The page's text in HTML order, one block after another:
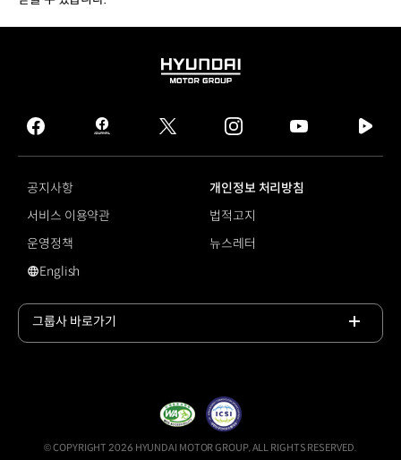
HYUNDAI
GROUP
facebook
hmg
journal
twitter instagram
tv
공지사항
개인정보 처리방침
서비스 이용약관
법적고지
운영정책
뉴스레터
영문 사이트로 이동
English
그룹사 바로가기
© COPYRIGHT 2026 HYUNDAI MOTOR GROUP, ALL RIGHTS RESERVED.